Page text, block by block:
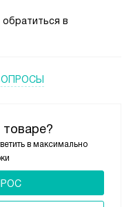
в максимально
в